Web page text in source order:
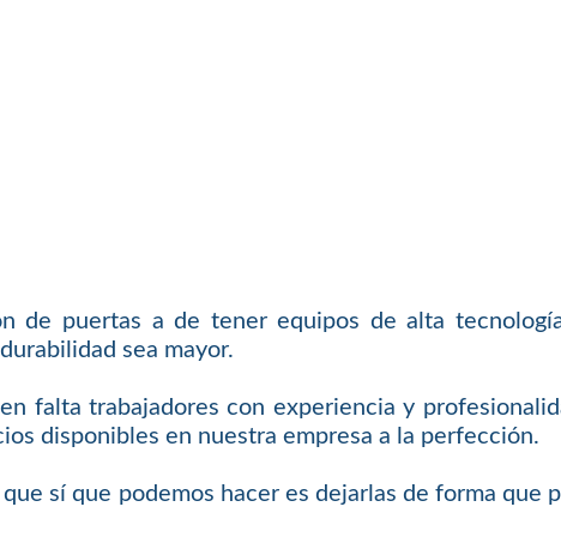
de puertas a de tener equipos de alta
sea mayor.
falta trabajadores con experiencia y
disponibles en nuestra empresa a la perfección.
sí que podemos hacer es dejarlas de forma que